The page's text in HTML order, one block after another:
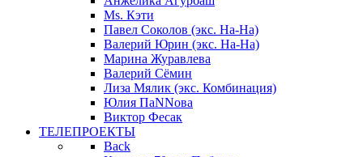
Ms. Кэти
Павел Соколов (экс. На-На)
Валерий Юрин (экс. На-На)
Марина Журавлева
Валерий Сёмин
Лиза Мялик (экс. Комбинация)
Юлия ПаNNова
Виктор Фесак
ТЕЛЕПРОЕКТЫ
Back